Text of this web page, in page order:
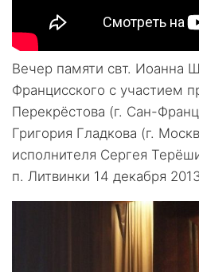
Вечер памяти свт. Иоанна
Францисского с участием
Перекрёстова (г. Сан-
Григория Гладкова (г.
исполнителя Сергея
п. Литвинки 14 декабря